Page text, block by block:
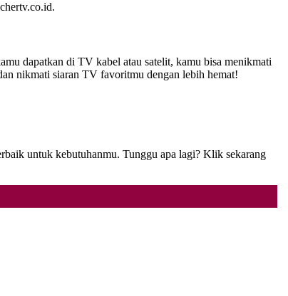
dapatkan di TV kabel atau satelit, kamu bisa menikmati
nikmati siaran TV favoritmu dengan lebih hemat!
untuk kebutuhanmu. Tunggu apa lagi? Klik sekarang